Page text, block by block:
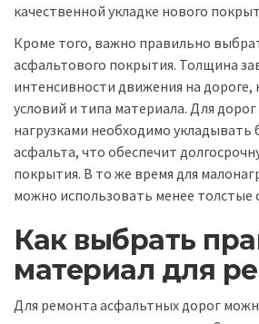
качественной укладке нового
Кроме того, важно правильно
асфальтового покрытия. Толщина
интенсивности движения на дороге,
условий и типа материала. Для
нагрузками необходимо укладывать
асфальта, что обеспечит
покрытия. В то же время для
можно использовать менее толстые
Как выбрать
материал для
Для ремонта асфальтных дорог